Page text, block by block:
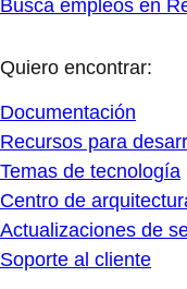
Busca empleos en
Quiero encontrar:
Documentación
Recursos para
Temas de tecnología
Centro de
Actualizaciones de
Soporte al cliente